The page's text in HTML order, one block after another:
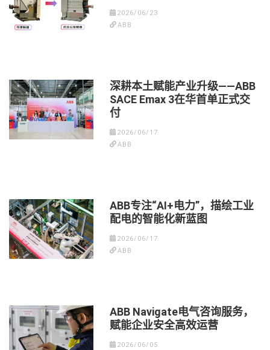
2026/06/23
ABB
深耕本土赋能产业升级——ABB
SACE Emax 3在华首单正式交
付
2026/06/17
ABB
ABB专注“AI+电力”，描绘工业
配电的智能化新蓝图
2026/06/17
ABB
ABB Navigate电气咨询服务，
赋能企业安全高效运营
2026/06/05